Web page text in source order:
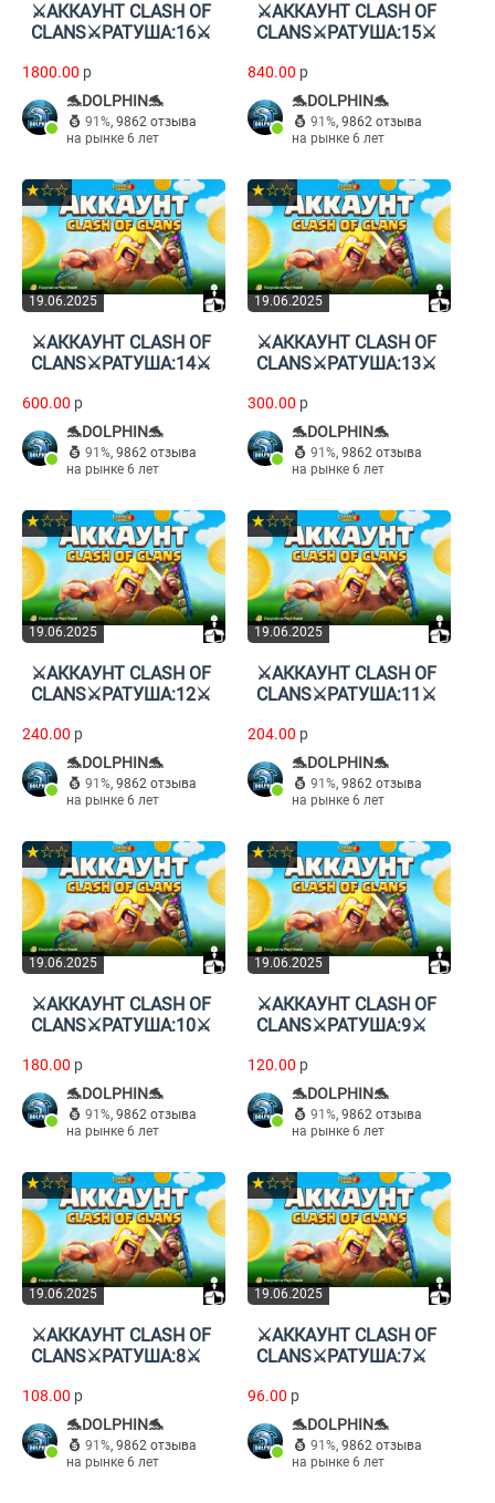
⚔️АККАУНТ CLASH OF
CLANS⚔️РАТУША:16⚔️
1800.00 p
🐬DOLPHIN🐬
91%, 9862 отзыва
на рынке 6 лет
⚔️АККАУНТ CLASH OF
CLANS⚔️РАТУША:15⚔️
840.00 p
🐬DOLPHIN🐬
91%, 9862 отзыва
на рынке 6 лет
19.06.2025
★☆☆
⚔️АККАУНТ CLASH OF
CLANS⚔️РАТУША:14⚔️
600.00 p
🐬DOLPHIN🐬
91%, 9862 отзыва
на рынке 6 лет
19.06.2025
★☆☆
⚔️АККАУНТ CLASH OF
CLANS⚔️РАТУША:13⚔️
300.00 p
🐬DOLPHIN🐬
91%, 9862 отзыва
на рынке 6 лет
19.06.2025
★☆☆
⚔️АККАУНТ CLASH OF
CLANS⚔️РАТУША:12⚔️
240.00 p
🐬DOLPHIN🐬
91%, 9862 отзыва
на рынке 6 лет
19.06.2025
★☆☆
⚔️АККАУНТ CLASH OF
CLANS⚔️РАТУША:11⚔️
204.00 p
🐬DOLPHIN🐬
91%, 9862 отзыва
на рынке 6 лет
19.06.2025
★☆☆
⚔️АККАУНТ CLASH OF
CLANS⚔️РАТУША:10⚔️
180.00 p
🐬DOLPHIN🐬
91%, 9862 отзыва
на рынке 6 лет
19.06.2025
★☆☆
⚔️АККАУНТ CLASH OF
CLANS⚔️РАТУША:9⚔️
120.00 p
🐬DOLPHIN🐬
91%, 9862 отзыва
на рынке 6 лет
19.06.2025
★☆☆
⚔️АККАУНТ CLASH OF
CLANS⚔️РАТУША:8⚔️
108.00 p
🐬DOLPHIN🐬
91%, 9862 отзыва
на рынке 6 лет
19.06.2025
★☆☆
⚔️АККАУНТ CLASH OF
CLANS⚔️РАТУША:7⚔️
96.00 p
🐬DOLPHIN🐬
91%, 9862 отзыва
на рынке 6 лет